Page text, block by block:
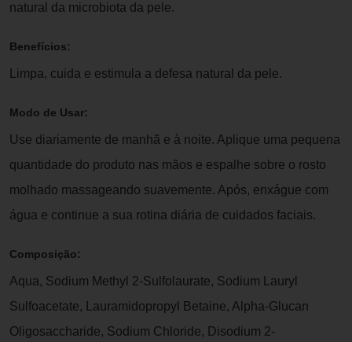
natural da microbiota da pele.
Benefícios:
Limpa, cuida e estimula a defesa natural da pele.
Modo de Usar:
Use diariamente de manhã e à noite. Aplique uma pequena
quantidade do produto nas mãos e espalhe sobre o rosto
molhado massageando suavemente. Após, enxágue com
água e continue a sua rotina diária de cuidados faciais.
Composição:
Aqua, Sodium Methyl 2-Sulfolaurate, Sodium Lauryl
Sulfoacetate, Lauramidopropyl Betaine, Alpha-Glucan
Oligosaccharide, Sodium Chloride, Disodium 2-